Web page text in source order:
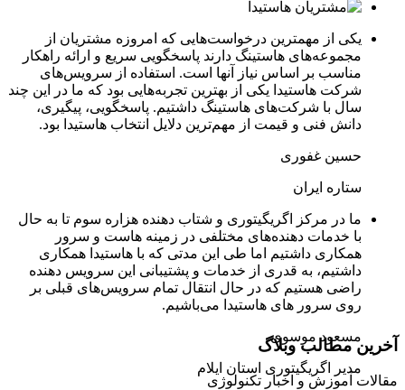
یکی از مهمترین درخواست‌هایی که امروزه مشتریان از
مجموعه‌های هاستینگ دارند پاسخگویی سریع و ارائه راهکار
مناسب بر اساس نیاز آنها است. استفاده از سرویس‌های
شرکت هاستیدا یکی از بهترین تجربه‌هایی بود که ما در این چند
سال با شرکت‌های هاستینگ داشتیم. پاسخگویی، پیگیری،
دانش فنی و قیمت از مهم‌ترین دلایل انتخاب هاستیدا بود.
حسین غفوری
ستاره ایران
ما در مرکز اگریگیتوری و شتاب دهنده هزاره سوم تا به حال
با خدمات دهنده‌های مختلفی در زمینه هاست و سرور
همکاری داشتیم اما طی این مدتی که با هاستیدا همکاری
داشتیم، به قدری از خدمات و پشتیبانی این سرویس دهنده
راضی هستیم که در حال انتقال تمام سرویس‌های قبلی بر
روی سرور های هاستیدا می‌باشیم.
مسعود موسوی
مدیر اگریگیتوری استان ایلام
آخرین مطالب وبلاگ
مقالات آموزش و اخبار تکنولوژی